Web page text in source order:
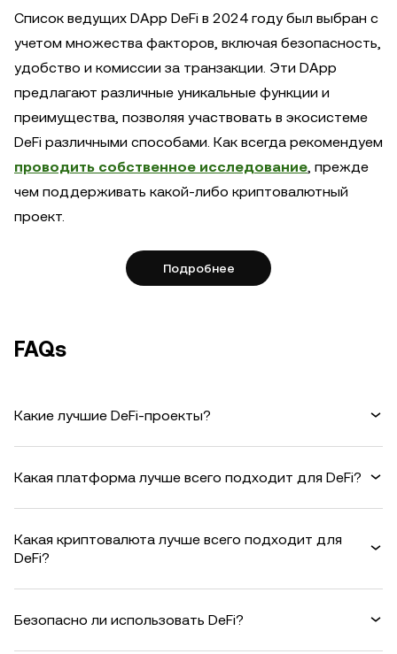
Список ведущих DApp DeFi в 2024 году был выбран с
учетом множества факторов, включая безопасность,
удобство и комиссии за транзакции. Эти DApp
предлагают различные уникальные функции и
преимущества, позволяя участвовать в экосистеме
DeFi различными способами. Как всегда рекомендуем
проводить собственное исследование , прежде
чем поддерживать какой-либо криптовалютный
проект.
Подробнее
FAQs
Какие лучшие DeFi-проекты?
Какая платформа лучше всего подходит для DeFi?
Какая криптовалюта лучше всего подходит для
DeFi?
Безопасно ли использовать DeFi?